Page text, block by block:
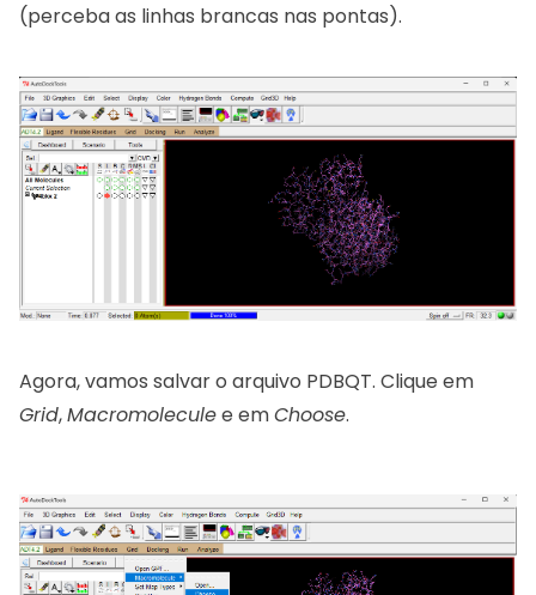
(perceba as linhas brancas nas pontas).
Agora, vamos salvar o arquivo PDBQT. Clique em
Grid,Macromoleculee emChoose.